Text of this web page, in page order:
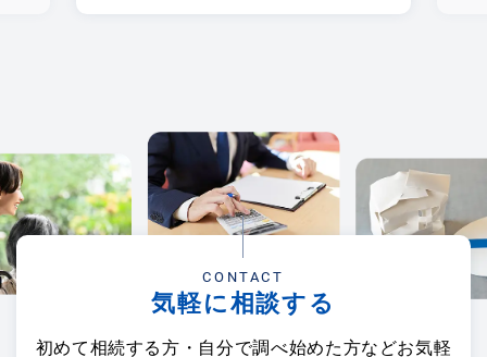
CONTACT
気軽に相談する
初めて相続する方・自分で調べ始めた方などお気軽